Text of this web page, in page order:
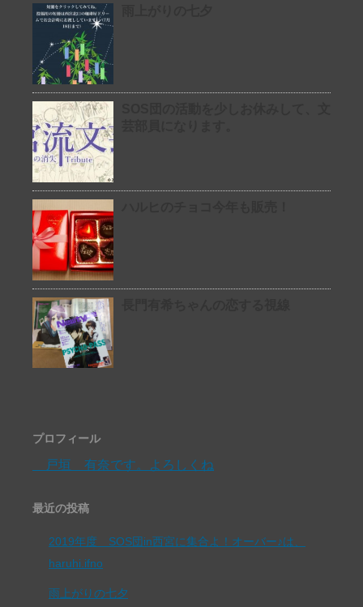
プロフィール
戸垣 有奈です。よろしくね
最近の投稿
2019年度 SOS団in西宮に集合よ！オーバー♪は、
haruhi.ifno
雨上がりの七夕